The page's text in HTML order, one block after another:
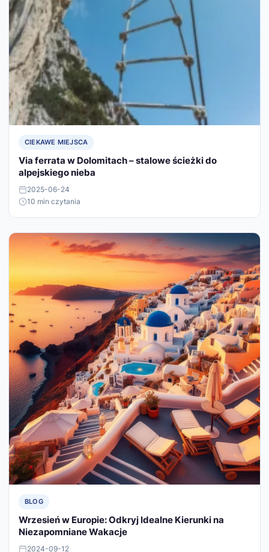
CIEKAWE MIEJSCA
Via ferrata w Dolomitach – stalowe ścieżki do
alpejskiego nieba
2025-06-24
10 min czytania
BLOG
Wrzesień w Europie: Odkryj Idealne Kierunki na
Niezapomniane Wakacje
2024-09-12